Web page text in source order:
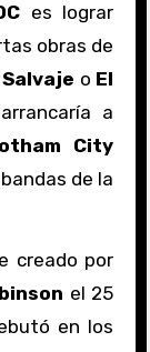
es lograr
obras de
o El
a
City
de la
creado por
el 25
en los